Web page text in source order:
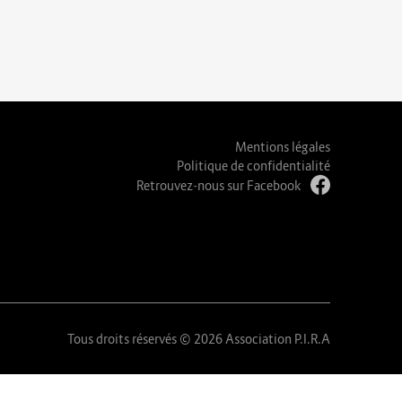
Mentions légales
Politique de confidentialité
Retrouvez-nous sur Facebook
Tous droits réservés © 2026 Association P.I.R.A